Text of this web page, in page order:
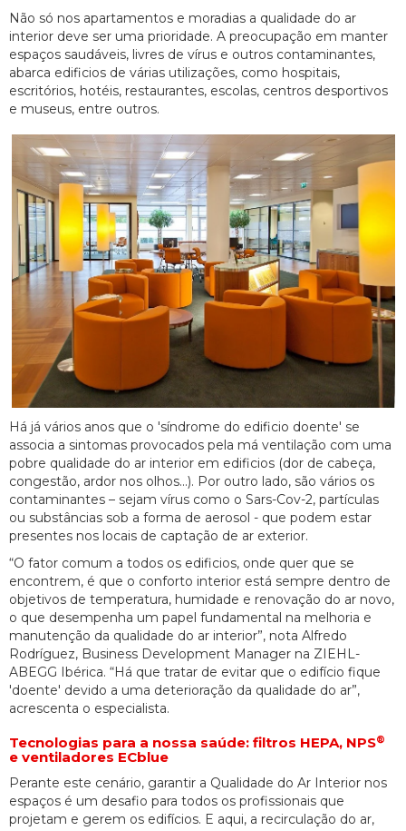
Não só nos apartamentos e moradias a qualidade do ar
interior deve ser uma prioridade. A preocupação em manter
espaços saudáveis, livres de vírus e outros contaminantes,
abarca edificios de várias utilizações, como hospitais,
escritórios, hotéis, restaurantes, escolas, centros desportivos
e museus, entre outros.
Há já vários anos que o 'síndrome do edificio doente' se
associa a sintomas provocados pela má ventilação com uma
pobre qualidade do ar interior em edificios (dor de cabeça,
congestão, ardor nos olhos…). Por outro lado, são vários os
contaminantes – sejam vírus como o Sars-Cov-2, partículas
ou substâncias sob a forma de aerosol - que podem estar
presentes nos locais de captação de ar exterior.
“O fator comum a todos os edificios, onde quer que se
encontrem, é que o conforto interior está sempre dentro de
objetivos de temperatura, humidade e renovação do ar novo,
o que desempenha um papel fundamental na melhoria e
manutenção da qualidade do ar interior”, nota Alfredo
Rodríguez, Business Development Manager na ZIEHL-
ABEGG Ibérica. “Há que tratar de evitar que o edifício fique
'doente' devido a uma deterioração da qualidade do ar”,
acrescenta o especialista.
Tecnologias para a nossa saúde: filtros HEPA, NPS®
e ventiladores ECblue
Perante este cenário, garantir a Qualidade do Ar Interior nos
espaços é um desafio para todos os profissionais que
projetam e gerem os edifícios. E aqui, a recirculação do ar,